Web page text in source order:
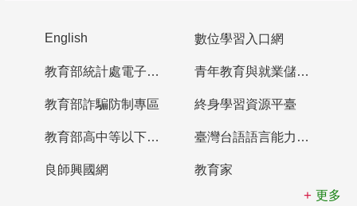
English 數位學習入口網
教育部統計處電子書櫃 青年教育與就業儲蓄帳戶
教育部詐騙防制專區 終身學習資源平臺
教育部高中等以下學校及幼兒園教師資格檢定考試 臺灣台語語言能力認證網站
良師興國網
教育家
更多